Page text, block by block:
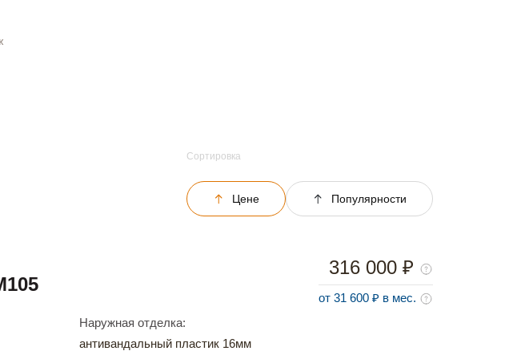
Сортировка
Цене Популярности
Наружная отделка:
антивандальный пластик 16мм
316 000 ₽
от 31 600 ₽ в мес.